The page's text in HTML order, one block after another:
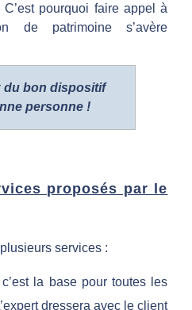
pourquoi faire appel à
de patrimoine s’avère
du bon dispositif
personne !
proposés par le
services :
c’est la base pour toutes les
dressera avec le client